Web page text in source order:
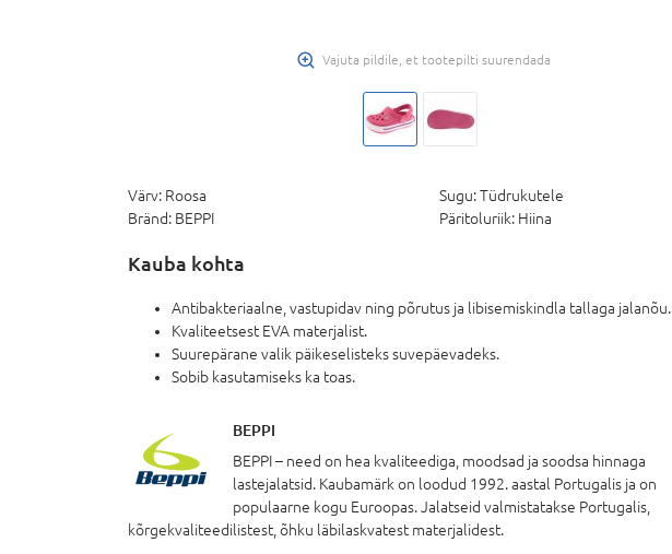
Vajuta pildile, et tootepilti suurendada
Värv: Roosa Sugu:Tüdrukutele
Bränd: BEPPI Päritoluriik: Hiina
Kauba kohta
Antibakteriaalne, vastupidav ning põrutus ja libisemiskindla tallaga jalanõu.
Kvaliteetsest EVA materjalist.
Suurepärane valik päikeselisteks suvepäevadeks.
Sobib kasutamiseks ka toas.
BEPPI
BEPPI – need on hea kvaliteediga, moodsad ja soodsa hinnaga
lastejalatsid. Kaubamärk on loodud 1992. aastal Portugalis ja on
populaarne kogu Euroopas. Jalatseid valmistatakse Portugalis,
kõrgekvaliteedilistest, õhku läbilaskvatest materjalidest.